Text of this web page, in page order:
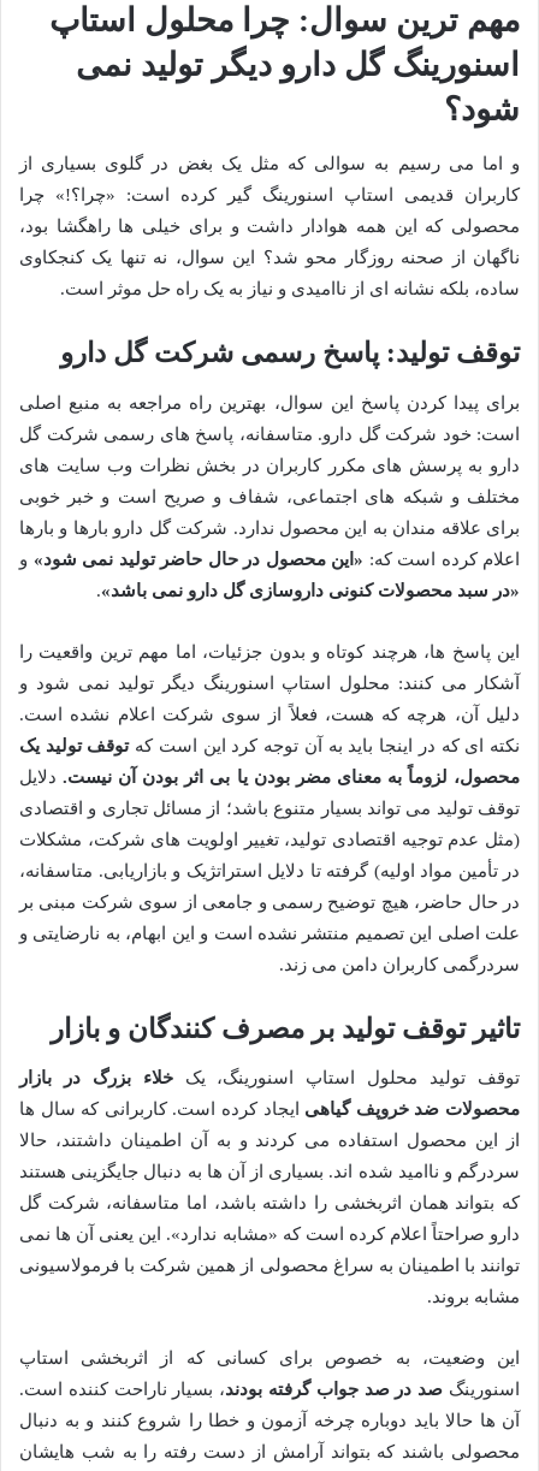
مهم ترین سوال: چرا محلول استاپ
اسنورینگ گل دارو دیگر تولید نمی
شود؟
و اما می رسیم به سوالی که مثل یک بغض در گلوی بسیاری از
کاربران قدیمی استاپ اسنورینگ گیر کرده است: «چرا؟!» چرا
محصولی که این همه هوادار داشت و برای خیلی ها راهگشا بود،
ناگهان از صحنه روزگار محو شد؟ این سوال، نه تنها یک کنجکاوی
ساده، بلکه نشانه ای از ناامیدی و نیاز به یک راه حل موثر است.
توقف تولید: پاسخ رسمی شرکت گل دارو
برای پیدا کردن پاسخ این سوال، بهترین راه مراجعه به منبع اصلی
است: خود شرکت گل دارو. متاسفانه، پاسخ های رسمی شرکت گل
دارو به پرسش های مکرر کاربران در بخش نظرات وب سایت های
مختلف و شبکه های اجتماعی، شفاف و صریح است و خبر خوبی
برای علاقه مندان به این محصول ندارد. شرکت گل دارو بارها و بارها
اعلام کرده است که: «این محصول در حال حاضر تولید نمی شود» و
«در سبد محصولات کنونی داروسازی گل دارو نمی باشد».
این پاسخ ها، هرچند کوتاه و بدون جزئیات، اما مهم ترین واقعیت را
آشکار می کنند: محلول استاپ اسنورینگ دیگر تولید نمی شود و
دلیل آن، هرچه که هست، فعلاً از سوی شرکت اعلام نشده است.
نکته ای که در اینجا باید به آن توجه کرد این است کهتوقف تولید یک
محصول، لزوماً به معنای مضر بودن یا بی اثر بودن آن نیست.دلایل
توقف تولید می تواند بسیار متنوع باشد؛ از مسائل تجاری و اقتصادی
(مثل عدم توجیه اقتصادی تولید، تغییر اولویت های شرکت، مشکلات
در تأمین مواد اولیه) گرفته تا دلایل استراتژیک و بازاریابی. متاسفانه،
در حال حاضر، هیچ توضیح رسمی و جامعی از سوی شرکت مبنی بر
علت اصلی این تصمیم منتشر نشده است و این ابهام، به نارضایتی و
سردرگمی کاربران دامن می زند.
تاثیر توقف تولید بر مصرف کنندگان و بازار
توقف تولید محلول استاپ اسنورینگ، یکخلاء بزرگ در بازار
محصولات ضد خروپف گیاهی ایجاد کرده است. کاربرانی که سال ها
از این محصول استفاده می کردند و به آن اطمینان داشتند، حالا
سردرگم و ناامید شده اند. بسیاری از آن ها به دنبال جایگزینی هستند
که بتواند همان اثربخشی را داشته باشد، اما متاسفانه، شرکت گل
دارو صراحتاً اعلام کرده است که «مشابه ندارد». این یعنی آن ها نمی
توانند با اطمینان به سراغ محصولی از همین شرکت با فرمولاسیونی
مشابه بروند.
این وضعیت، به خصوص برای کسانی که از اثربخشی استاپ
اسنورینگ صد در صد جواب گرفته بودند، بسیار ناراحت کننده است.
آن ها حالا باید دوباره چرخه آزمون و خطا را شروع کنند و به دنبال
محصولی باشند که بتواند آرامش از دست رفته را به شب هایشان